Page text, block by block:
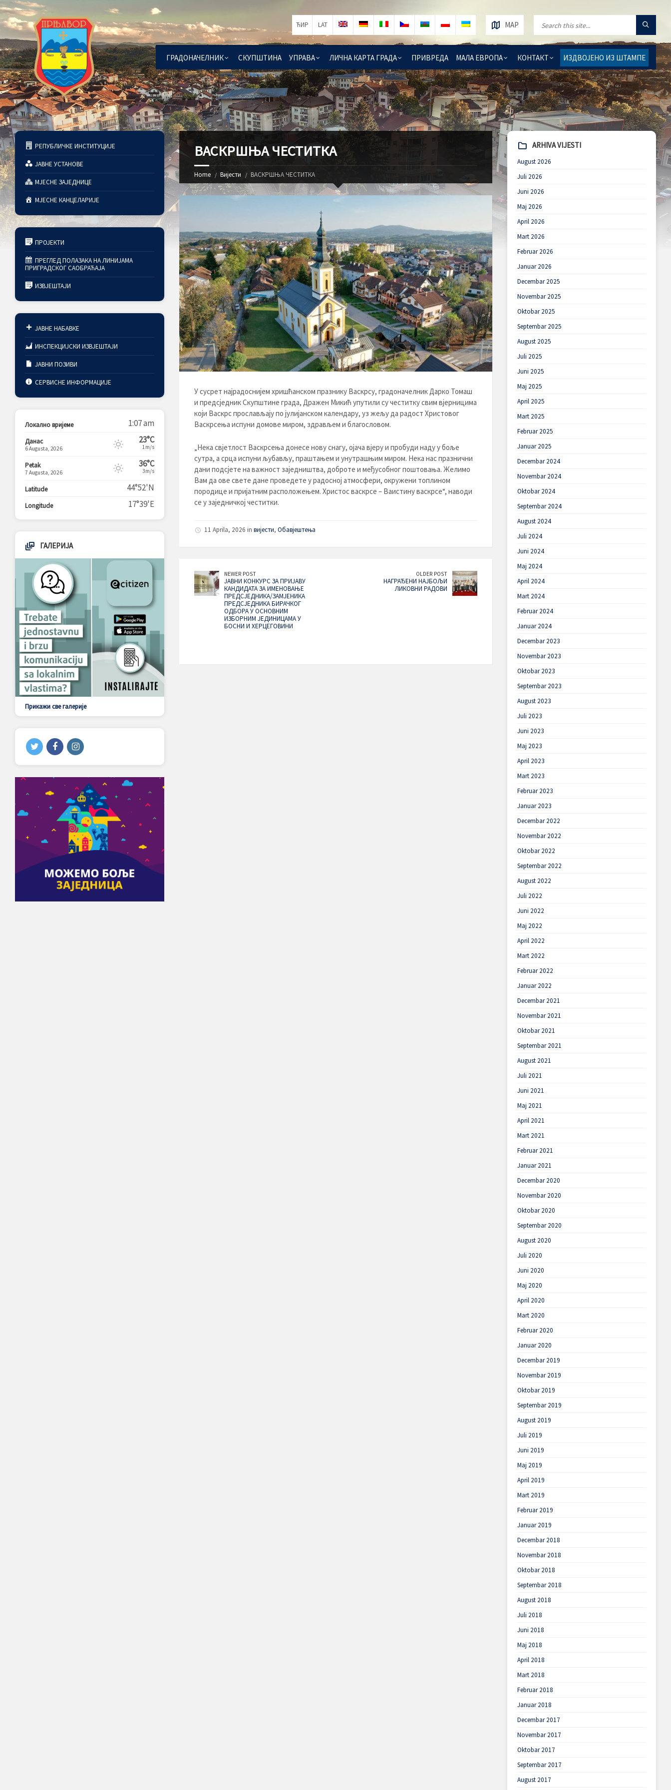
ГРАДОНАЧЕЛНИК СКУПШТИНА УПРАВА ЛИЧНА КАРТА ГРАДА ПРИВРЕДА МАЛА ЕВРОПА КОНТАКТ ИЗДВОЈЕНО ИЗ ШТАМПЕ
MAP
ЋИР LAT
ВАСКРШЊА ЧЕСТИТКА
Home Вијести ВАСКРШЊА ЧЕСТИТКА
У сусрет најрадоснијем хришћанском празнику Васкрсу, градоначелник Дарко Томаш
и предсједник Скупштине града, Дражен Микић упутили су честитку свим вјерницима
који Васкрс прослављају по јулијанском календару, уз жељу да радост Христовог
Васкрсења испуни домове миром, здрављем и благословом.
„Нека свјетлост Васкрсења донесе нову снагу, ојача вјеру и пробуди наду у боље
сутра, а срца испуни љубављу, праштањем и унутрашњим миром. Нека нас празнични
дани подсјете на важност заједништва, доброте и међусобног поштовања. Желимо
Вам да ове свете дане проведете у радосној атмосфери, окружени топлином
породице и пријатним расположењем. Христос васкрсе – Ваистину васкрсе“, наводи
се у заједничкој честитки.
11 Aprila, 2026 in вијести, Обавјештења
NEWER POST
ЈАВНИ КОНКУРС ЗА ПРИЈАВУ
КАНДИДАТА ЗА ИМЕНОВАЊЕ
ПРЕДСЈЕДНИКА/ЗАМЈЕНИКА
ПРЕДСЈЕДНИКА БИРАЧКОГ
ОДБОРА У ОСНОВНИМ
ИЗБОРНИМ ЈЕДИНИЦАМА У
БОСНИ И ХЕРЦЕГОВИНИ
OLDER POST
НАГРАЂЕНИ НАЈБОЉИ
ЛИКОВНИ РАДОВИ
РЕПУБЛИЧКЕ ИНСТИТУЦИЈЕ
ЈАВНЕ УСТАНОВЕ
МЈЕСНЕ ЗАЈЕДНИЦЕ
МЈЕСНЕ КАНЦЕЛАРИЈЕ
ПРОЈЕКТИ
ПРЕГЛЕД ПОЛАЗАКА НА ЛИНИЈАМА
ПРИГРАДСКОГ САОБРАЋАЈА
ИЗВЈЕШТАЈИ
ЈАВНЕ НАБАВКЕ
ИНСПЕКЦИЈСКИ ИЗВЈЕШТАЈИ
ЈАВНИ ПОЗИВИ
СЕРВИСНЕ ИНФОРМАЦИЈЕ
Локално вријеме 1:07 am
Данас
6 Augusta, 2026
23°C
1m/s
Petak
7 Augusta, 2026
36°C
3m/s
Latitude 44°52'N
Longitude 17°39'E
ГАЛЕРИЈА
Прикажи све галерије
ARHIVA VIJESTI
August 2026
Juli 2026
Juni 2026
Maj 2026
April 2026
Mart 2026
Februar 2026
Januar 2026
Decembar 2025
Novembar 2025
Oktobar 2025
Septembar 2025
August 2025
Juli 2025
Juni 2025
Maj 2025
April 2025
Mart 2025
Februar 2025
Januar 2025
Decembar 2024
Novembar 2024
Oktobar 2024
Septembar 2024
August 2024
Juli 2024
Juni 2024
Maj 2024
April 2024
Mart 2024
Februar 2024
Januar 2024
Decembar 2023
Novembar 2023
Oktobar 2023
Septembar 2023
August 2023
Juli 2023
Juni 2023
Maj 2023
April 2023
Mart 2023
Februar 2023
Januar 2023
Decembar 2022
Novembar 2022
Oktobar 2022
Septembar 2022
August 2022
Juli 2022
Juni 2022
Maj 2022
April 2022
Mart 2022
Februar 2022
Januar 2022
Decembar 2021
Novembar 2021
Oktobar 2021
Septembar 2021
August 2021
Juli 2021
Juni 2021
Maj 2021
April 2021
Mart 2021
Februar 2021
Januar 2021
Decembar 2020
Novembar 2020
Oktobar 2020
Septembar 2020
August 2020
Juli 2020
Juni 2020
Maj 2020
April 2020
Mart 2020
Februar 2020
Januar 2020
Decembar 2019
Novembar 2019
Oktobar 2019
Septembar 2019
August 2019
Juli 2019
Juni 2019
Maj 2019
April 2019
Mart 2019
Februar 2019
Januar 2019
Decembar 2018
Novembar 2018
Oktobar 2018
Septembar 2018
August 2018
Juli 2018
Juni 2018
Maj 2018
April 2018
Mart 2018
Februar 2018
Januar 2018
Decembar 2017
Novembar 2017
Oktobar 2017
Septembar 2017
August 2017